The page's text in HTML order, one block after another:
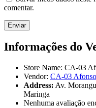
comentar.
Informações do
Store Name: CA-03
Vendor: CA-03 Afonso
Address: Av.
Maringa
Nenhuma avaliação